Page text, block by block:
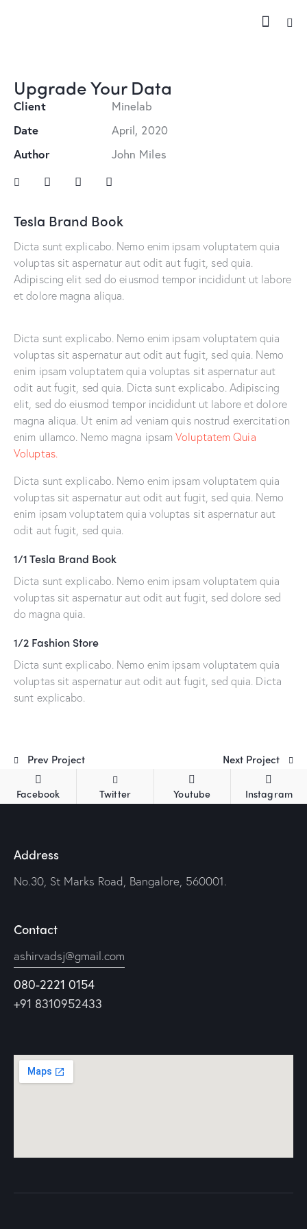
Upgrade Your Data
Client
Minelab
Date
April, 2020
Author
John Miles
Tesla Brand Book
Dicta sunt explicabo. Nemo enim ipsam voluptatem quia
voluptas sit aspernatur aut odit aut fugit, sed quia.
Adipiscing elit sed do eiusmod tempor incididunt ut labore
et dolore magna aliqua.
Dicta sunt explicabo. Nemo enim ipsam voluptatem quia
voluptas sit aspernatur aut odit aut fugit, sed quia. Nemo
enim ipsam voluptatem quia voluptas sit aspernatur aut
odit aut fugit, sed quia. Dicta sunt explicabo. Adipiscing
elit, sed do eiusmod tempor incididunt ut labore et dolore
magna aliqua. Ut enim ad veniam quis nostrud exercitation
enim ullamco. Nemo magna ipsamVoluptatem Quia
Voluptas.
Dicta sunt explicabo. Nemo enim ipsam voluptatem quia
voluptas sit aspernatur aut odit aut fugit, sed quia. Nemo
enim ipsam voluptatem quia voluptas sit aspernatur aut
odit aut fugit, sed quia.
1/1 Tesla Brand Book
Dicta sunt explicabo. Nemo enim ipsam voluptatem quia
voluptas sit aspernatur aut odit aut fugit, sed dolore sed
do magna quia.
1/2 Fashion Store
Dicta sunt explicabo. Nemo enim ipsam voluptatem quia
voluptas sit aspernatur aut odit aut fugit, sed quia. Dicta
sunt explicabo.
Prev Project Next Project
Facebook Twitter Youtube Instagram
Address
No.30, St Marks Road, Bangalore, 560001.
Contact
ashirvadsj@gmail.com
080-2221 0154
+91 8310952433